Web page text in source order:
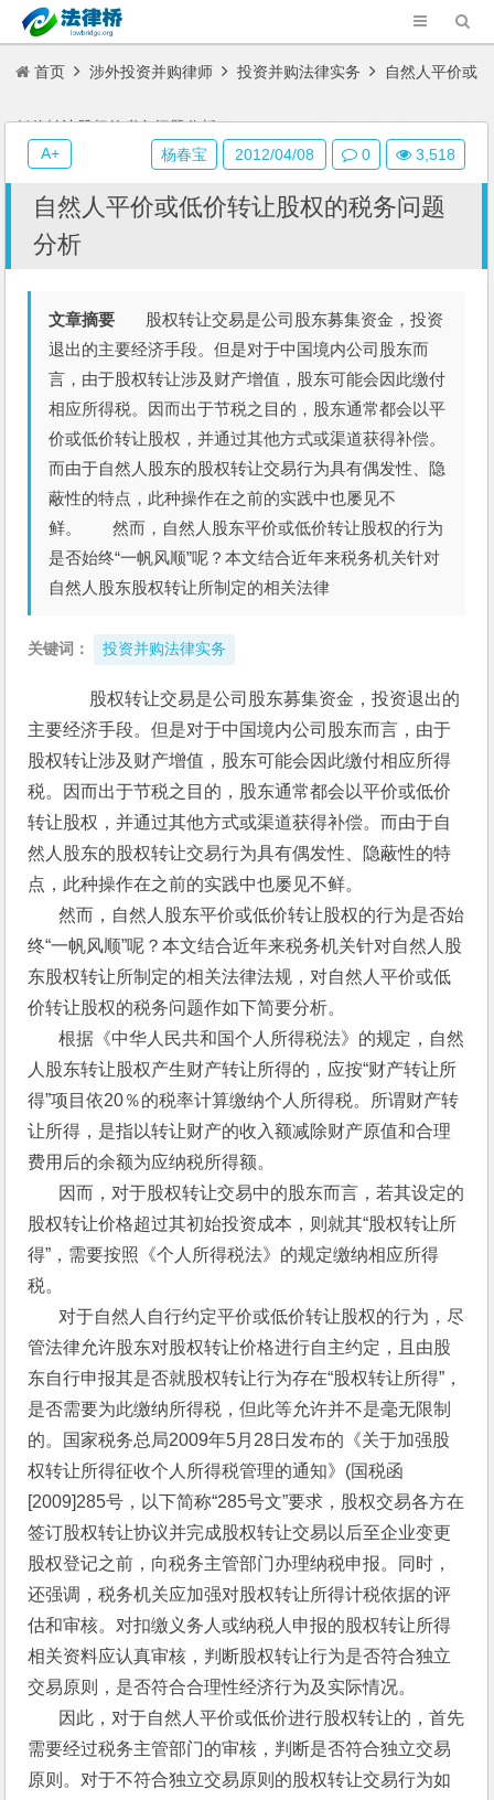
首页 涉外投资并购律师 投资并购法律实务 自然人平价或
低价转让股权的税务问题分析
自然人平价或低价转让股权的税务问题
分析
文章摘要 股权转让交易是公司股东募集资金，投资
退出的主要经济手段。但是对于中国境内公司股东而
言，由于股权转让涉及财产增值，股东可能会因此缴付
相应所得税。因而出于节税之目的，股东通常都会以平
价或低价转让股权，并通过其他方式或渠道获得补偿。
而由于自然人股东的股权转让交易行为具有偶发性、隐
蔽性的特点，此种操作在之前的实践中也屡见不
鲜。 然而，自然人股东平价或低价转让股权的行为
是否始终“一帆风顺”呢？本文结合近年来税务机关针对
自然人股东股权转让所制定的相关法律
关键词： 投资并购法律实务
股权转让交易是公司股东募集资金，投资退出的
主要经济手段。但是对于中国境内公司股东而言，由于
股权转让涉及财产增值，股东可能会因此缴付相应所得
税。因而出于节税之目的，股东通常都会以平价或低价
转让股权，并通过其他方式或渠道获得补偿。而由于自
然人股东的股权转让交易行为具有偶发性、隐蔽性的特
点，此种操作在之前的实践中也屡见不鲜。
然而，自然人股东平价或低价转让股权的行为是否始
终“一帆风顺”呢？本文结合近年来税务机关针对自然人股
东股权转让所制定的相关法律法规，对自然人平价或低
价转让股权的税务问题作如下简要分析。
根据《中华人民共和国个人所得税法》的规定，自然
人股东转让股权产生财产转让所得的，应按“财产转让所
得”项目依20％的税率计算缴纳个人所得税。所谓财产转
让所得，是指以转让财产的收入额减除财产原值和合理
费用后的余额为应纳税所得额。
因而，对于股权转让交易中的股东而言，若其设定的
股权转让价格超过其初始投资成本，则就其“股权转让所
得”，需要按照《个人所得税法》的规定缴纳相应所得
税。
对于自然人自行约定平价或低价转让股权的行为，尽
管法律允许股东对股权转让价格进行自主约定，且由股
东自行申报其是否就股权转让行为存在“股权转让所得”，
是否需要为此缴纳所得税，但此等允许并不是毫无限制
的。国家税务总局2009年5月28日发布的《关于加强股
权转让所得征收个人所得税管理的通知》(国税函
[2009]285号，以下简称“285号文”要求，股权交易各方在
签订股权转让协议并完成股权转让交易以后至企业变更
股权登记之前，向税务主管部门办理纳税申报。同时，
还强调，税务机关应加强对股权转让所得计税依据的评
估和审核。对扣缴义务人或纳税人申报的股权转让所得
相关资料应认真审核，判断股权转让行为是否符合独立
交易原则，是否符合合理性经济行为及实际情况。
因此，对于自然人平价或低价进行股权转让的，首先
需要经过税务主管部门的审核，判断是否符合独立交易
原则。对于不符合独立交易原则的股权转让交易行为如
杨春宝 2012/04/08 0 3,518
A+